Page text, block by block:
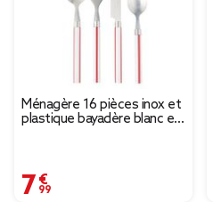
Ménagère 16 pièces inox et
plastique bayadère blanc et
7,99 €